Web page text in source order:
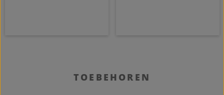
Productgalerij overslaanTOEBEHOREN